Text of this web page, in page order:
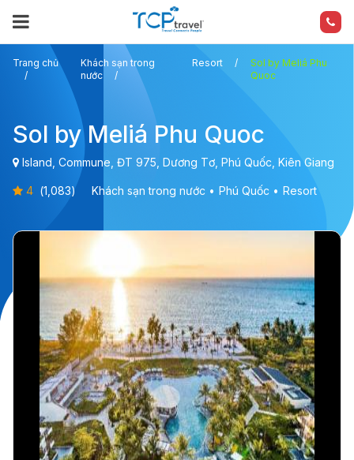
Trang chủ
Khách sạn trong
nước
Resort
Sol by Meliá Phu
Quoc
Sol by Meliá Phu Quoc
Island, Commune, ĐT 975, Dương Tơ, Phú Quốc, Kiên Giang
4 (1,083) Khách sạn trong nước Phú Quốc Resort